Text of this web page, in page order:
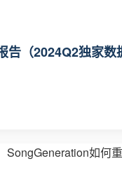
告（2024Q2独家